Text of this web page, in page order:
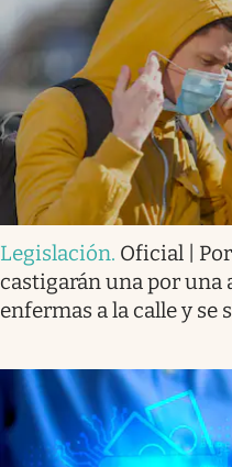
Legislación. Oficial |
castigarán una por una
enfermas a la calle y